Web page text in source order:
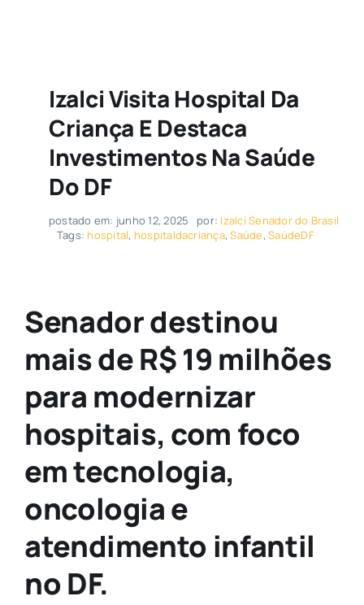
Izalci Visita Hospital Da
Criança E Destaca
Investimentos Na Saúde
Do DF
postado em: junho 12, 2025 por: Izalci Senador do Brasil
Tags: hospital, hospitaldacriança,Saúde,SaúdeDF
Senador destinou
mais de R$ 19 milhões
para modernizar
hospitais, com foco
em tecnologia,
oncologia e
atendimento infantil
no DF.